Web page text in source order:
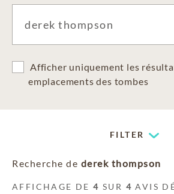
Afficher uniquement les
emplacements des tombes
FILTER
Recherche de derek thompson
AFFICHAGE DE4 SUR 4 AVIS